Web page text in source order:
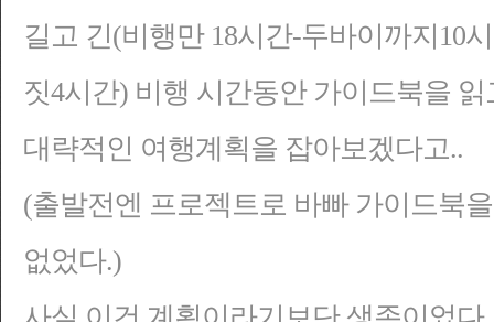
길고 긴(비행만 18시간-두바이까지10
짓4시간) 비행 시간동안 가이드북을
대략적인 여행계획을 잡아보겠다고..
(출발전엔 프로젝트로 바빠 가이드북
없었다.)